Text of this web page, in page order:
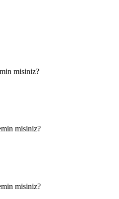
misiniz?
misiniz?
misiniz?